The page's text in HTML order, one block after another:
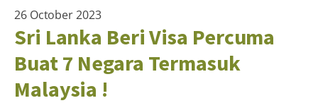
26 October 2023
Sri Lanka Beri Visa Percuma
Buat 7 Negara Termasuk
Malaysia !